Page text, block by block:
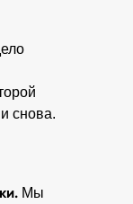
снова.
Мы